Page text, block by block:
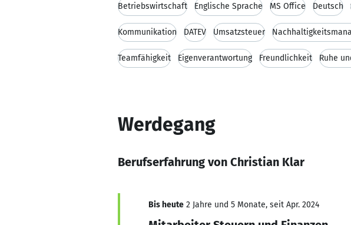
Betriebswirtschaft Englische Sprache MS Office Deutsch
Kommunikation DATEV Umsatzsteuer
Teamfähigkeit Eigenverantwortung Freundlichkeit Ruhe
Werdegang
Berufserfahrung von Christian Klar
Bis heute 2 Jahre und 5 Monate, seit Apr. 2024